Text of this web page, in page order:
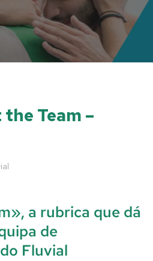
Team –
a rubrica que dá
de
Fluvial